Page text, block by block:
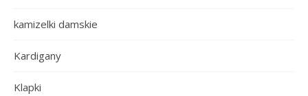
kamizelki damskie
Kardigany
Klapki